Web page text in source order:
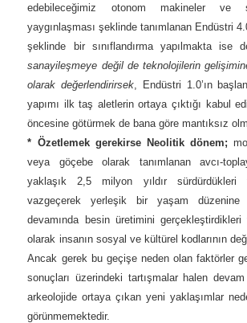
edebileceğimiz otonom makineler ve
yaygınlaşması şeklinde tanımlanan Endüstri
şeklinde bir sınıflandırma yapılmakta ise
sanayileşmeye değil de teknolojilerin
olarak değerlendirirsek , Endüstri 1.0’ın
yapımı ilk taş aletlerin ortaya çıktığı kabul
öncesine götürmek de bana göre mantıksız
* Özetlemek gerekirse Neolitik dönem;
veya göçebe olarak tanımlanan avcı-
yaklaşık 2,5 milyon yıldır sürdürdükleri
vazgeçerek yerleşik bir yaşam düzenine
devamında besin üretimini
olarak insanın sosyal ve kültürel kodlarının
Ancak gerek bu geçişe neden olan faktörler
sonuçları üzerindeki tartışmalar halen
arkeolojide ortaya çıkan yeni yaklaşımlar
görünmemektedir.